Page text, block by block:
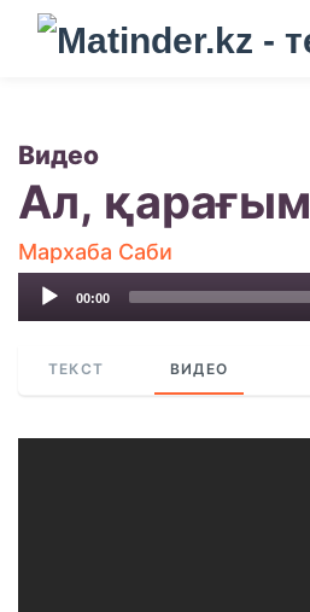
Видео
Ал, қарағым
Мархаба Саби
Audio
00:00
ТЕКСТ ВИДЕО